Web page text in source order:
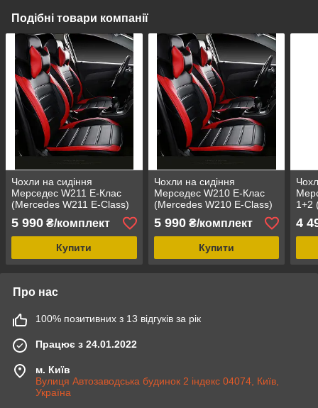
Подібні товари компанії
Чохли на сидіння
Мерседес W211 Е-Клас
(Mercedes W211 E-Class)
MAX-L модельні
авточохли екошкіра
аригона
5 990 ₴/комплект
Купити
Чохли на сидіння
Мерседес W210 Е-Клас
(Mercedes W210 E-Class)
MAX-L модельні
авточохли екошкіра
аригона
5 990₴/комплект
Купити
1+2
4
Про нас
100% позитивних з 13 відгуків за рік
Працює з 24.01.2022
м. Київ
Вулиця Автозаводська будинок 2 індекс 04074, Київ,
Україна